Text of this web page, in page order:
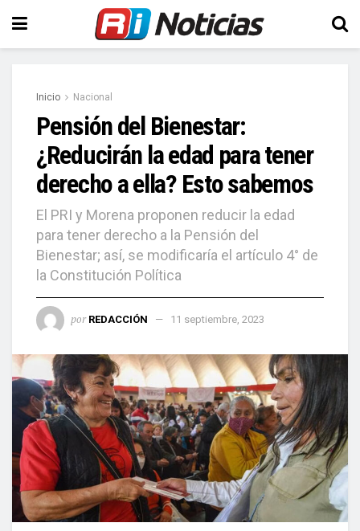
Inicio Nacional
Pensión del Bienestar:
¿Reducirán la edad para tener
derecho a ella? Esto sabemos
El PRI y Morena proponen reducir la edad
para tener derecho a la Pensión del
Bienestar; así, se modificaría el artículo 4° de
la Constitución Política
por REDACCIÓN 11 septiembre, 2023